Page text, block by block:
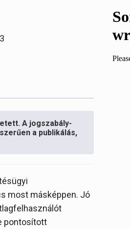
A jogszabály-
a publikálás,
most másképpen. Jó
pontosított